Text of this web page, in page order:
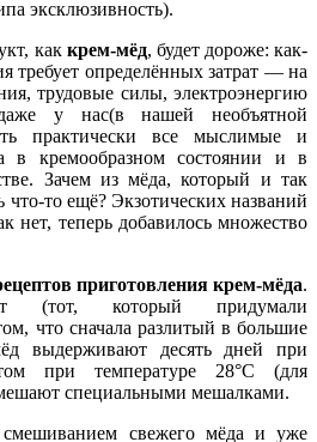
эксклюзивность).
как крем-мёд, будет дороже: как-
требует определённых затрат — на
трудовые силы, электроэнергию
у нас(в нашей необъятной
практически все мыслимые и
в кремообразном состоянии и в
Зачем из мёда, который и так
что-то ещё? Экзотических названий
нет, теперь добавилось множество
приготовления крем-мёда.
(тот, который придумали
что сначала разлитый в большие
выдерживают десять дней при
при температуре 28°C (для
специальными мешалками.
свежего мёда и уже